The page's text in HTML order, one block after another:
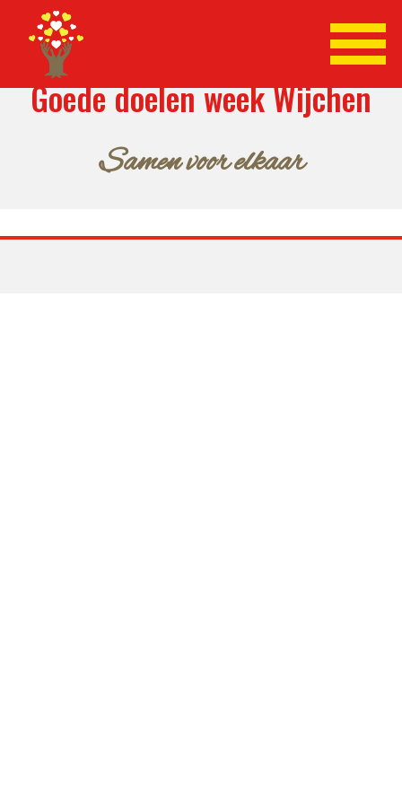
Goede doelen week Wijchen
Samen voor elkaar